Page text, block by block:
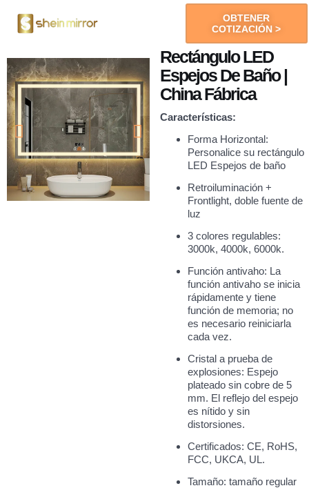
OBTENER
COTIZACIÓN >
Rectángulo LED
Espejos De Baño |
China Fábrica
Características:
Forma Horizontal:
Personalice su rectángulo
LED Espejos de baño
Retroiluminación +
Frontlight, doble fuente de
luz
3 colores regulables:
3000k, 4000k, 6000k.
Función antivaho: La
función antivaho se inicia
rápidamente y tiene
función de memoria; no
es necesario reiniciarla
cada vez.
Cristal a prueba de
explosiones: Espejo
plateado sin cobre de 5
mm. El reflejo del espejo
es nítido y sin
distorsiones.
Certificados: CE, RoHS,
FCC, UKCA, UL.
Tamaño: tamaño regular